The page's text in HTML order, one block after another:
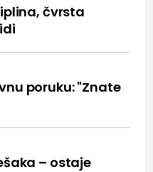
čvrsta
poruku: "Znate
– ostaje